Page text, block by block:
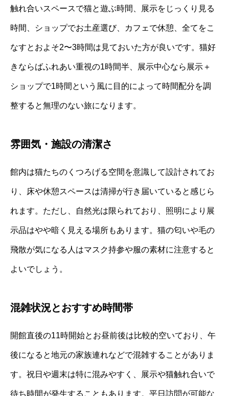
触れ合いスペースで猫と遊ぶ時間、展示をじっくり見る
時間、ショップでお土産選び、カフェで休憩、全てをこ
なすとおよそ2〜3時間は見ておいた方が良いです。猫好
きならばふれあい重視の1時間半、展示中心なら展示＋
ショップで1時間という風に目的によって時間配分を調
整すると無理のない旅になります。
雰囲気・施設の清潔さ
館内は猫たちのくつろげる空間を意識して設計されてお
り、床や休憩スペースは清掃が行き届いていると感じら
れます。ただし、自然光は限られており、照明により展
示品はやや暗く見える場所もあります。猫の匂いや毛の
飛散が気になる人はマスク持参や服の素材に注意すると
よいでしょう。
混雑状況とおすすめ時間帯
開館直後の11時開始とお昼前後は比較的空いており、午
後になると地元の家族連れなどで混雑することがありま
す。祝日や週末は特に混みやすく、展示や猫触れ合いで
待ち時間が発生することもあります。平日訪問が可能な